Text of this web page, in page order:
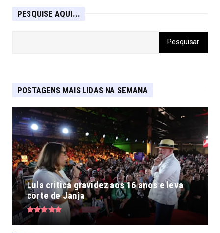
PESQUISE AQUI...
POSTAGENS MAIS LIDAS NA SEMANA
Lula critica gravidez aos 16 anos e leva
corte de Janja